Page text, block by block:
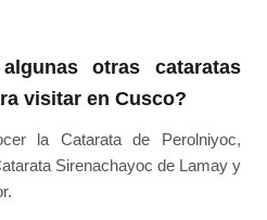
otras cataratas
visitar en Cusco?
la Catarata de Perolniyoc,
Sirenachayoc de Lamay y